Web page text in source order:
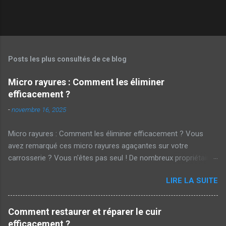
Posts les plus consultés de ce blog
Micro rayures : Comment les éliminer
efficacement ?
-novembre 16, 2025
Micro rayures : Comment les éliminer efficacement ? Vous
avez remarqué ces micro rayures agaçantes sur votre
carrosserie ? Vous n'êtes pas seul ! De nombreux propriétaires
embêtantes . Mais alors, comment les éliminer efficacement ?
Cet article vous dévoile les secrets d'un polissage réussi.
Qu'est-ce qu'une micro rayure ? Les micro rayures sont de
petites égratignures superficielles qui apparaissent souvent sur
LIRE LA SUITE
Comment restaurer et réparer le cuir
efficacement ?